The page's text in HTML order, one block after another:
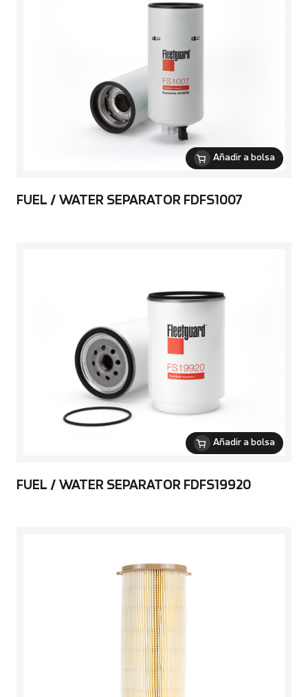
Añadir a bolsa
FUEL / WATER SEPARATOR FDFS1007
Añadir a bolsa
FUEL / WATER SEPARATOR FDFS19920